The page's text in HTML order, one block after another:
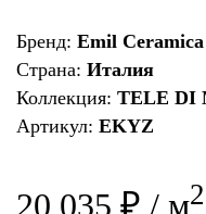
Бренд: Emil Ceramica
Страна: Италия
Коллекция: TELE DI
Артикул: EKYZ
20 035 ₽ / м2